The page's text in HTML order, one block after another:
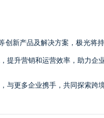
创新产品及解决方案，极光将
提升营销和运营效率，助力企
与更多企业携手，共同探索跨